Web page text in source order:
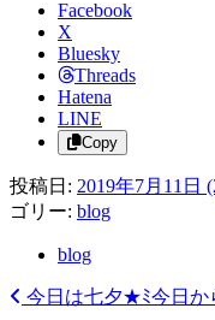
Facebook
X
Bluesky
Threads
Hatena
LINE
Copy
投稿日: 2019年7月11日
ゴリー: blog
blog
投今日は七夕★ﾐ今日か